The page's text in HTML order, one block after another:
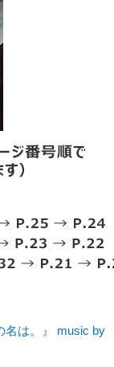
名は。』 music by